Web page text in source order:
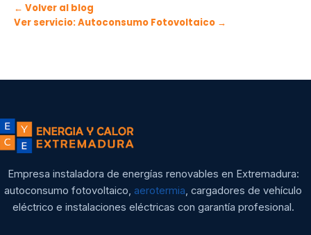
← Volver al blog
Ver servicio: Autoconsumo Fotovoltaico →
Empresa instaladora de energías renovables en Extremadura:
autoconsumo fotovoltaico,aerotermia , cargadores de vehículo
eléctrico e instalaciones eléctricas con garantía profesional.